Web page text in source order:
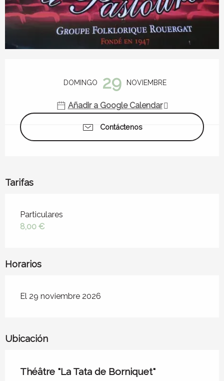
DOMINGO 29 NOVIEMBRE
Añadir a Google Calendar
Contáctenos
Tarifas
Tarifas 2026
Particulares
8,00 €
Horarios
El 29 noviembre 2026
Ubicación
Théâtre "La Tata de Borniquet"